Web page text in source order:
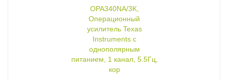
OPA340NA/3K,
Операционный
усилитель Texas
Instruments с
однополярным
питанием, 1 канал, 5.5Гц,
кор